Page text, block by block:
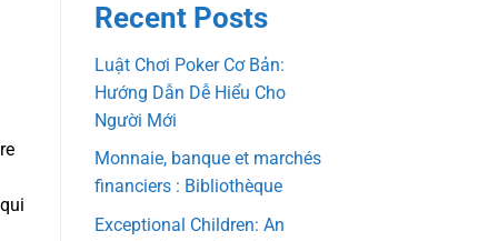
Recent Posts
Luật Chơi Poker Cơ Bản:
Hướng Dẫn Dễ Hiểu Cho
Người Mới
Monnaie, banque et marchés
financiers : Bibliothèque
Exceptional Children: An